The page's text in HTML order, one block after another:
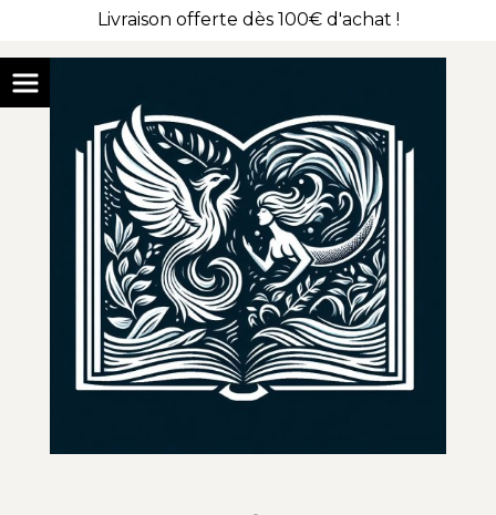
Livraison offerte dès 100€ d'achat !